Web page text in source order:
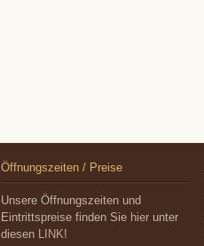
Öffnungszeiten / Preise
Unsere Öffnungszeiten und
Eintrittspreise finden Sie hier unter
diesen LINK!